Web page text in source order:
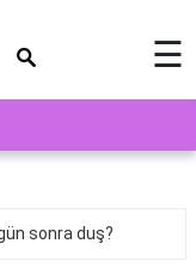
☰
sonra duş?